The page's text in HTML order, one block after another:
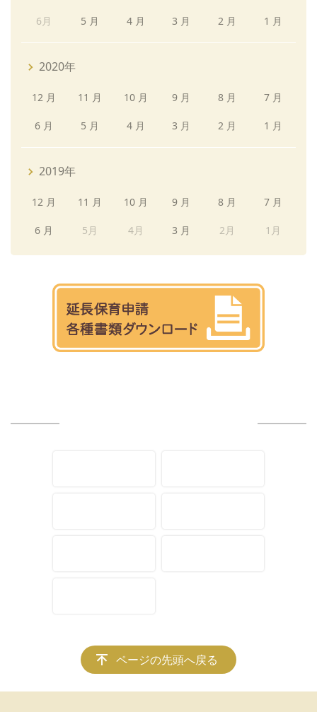
6月 5 月 4 月 3 月 2 月 1 月
2020年
12 月 11 月 10 月 9 月 8 月 7 月
6 月 5 月 4 月 3 月 2 月 1 月
2019年
12 月 11 月 10 月 9 月 8 月 7 月
6 月 5月 4月 3 月 2月 1月
ページの先頭へ戻る